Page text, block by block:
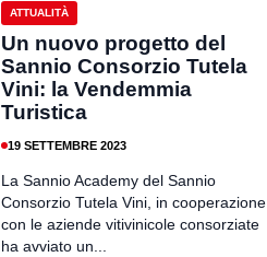
ATTUALITÀ
Un nuovo progetto del
Sannio Consorzio Tutela
Vini: la Vendemmia
Turistica
19 SETTEMBRE 2023
La Sannio Academy del Sannio
Consorzio Tutela Vini, in cooperazione
con le aziende vitivinicole consorziate
ha avviato un...